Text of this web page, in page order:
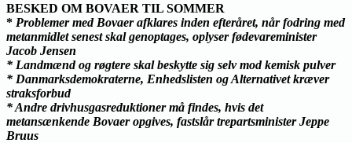
BESKED OM BOVAER TIL SOMMER
* Problemer med Bovaer afklares inden efteråret, når fodring med
metanmidlet senest skal genoptages, oplyser fødevareminister
Jacob Jensen
* Landmænd og røgtere skal beskytte sig selv mod kemisk pulver
* Danmarksdemokraterne, Enhedslisten og Alternativet kræver
straksforbud
* Andre drivhusgasreduktioner må findes, hvis det
metansænkende Bovaer opgives, fastslår trepartsminister Jeppe
Bruus